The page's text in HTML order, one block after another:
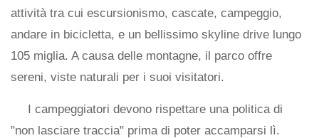
attività tra cui escursionismo, cascate, campeggio,
andare in bicicletta, e un bellissimo skyline drive lungo
105 miglia. A causa delle montagne, il parco offre
sereni, viste naturali per i suoi visitatori.
I campeggiatori devono rispettare una politica di
"non lasciare traccia" prima di poter accamparsi lì.